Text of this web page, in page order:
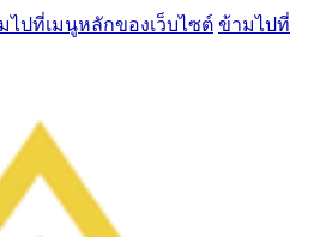
ไปที่เมนูหลักของเว็บไซต์ ข้ามไปที่